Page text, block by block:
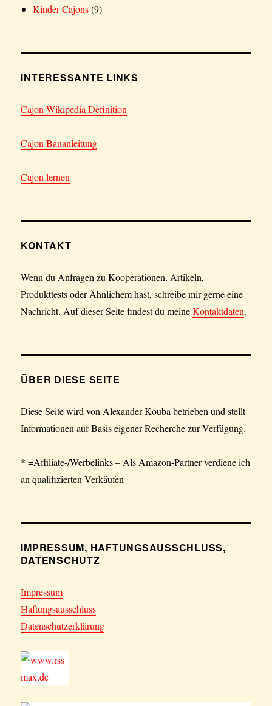
Kinder Cajons(9)
INTERESSANTE LINKS
Cajon Wikipedia Definition
Cajon Bauanleitung
Cajon lernen
KONTAKT
Wenn du Anfragen zu Kooperationen, Artikeln,
Produkttests oder Ähnlichem hast, schreibe mir gerne eine
Nachricht. Auf dieser Seite findest du meineKontaktdaten.
ÜBER DIESE SEITE
Diese Seite wird von Alexander Kouba betrieben und stellt
Informationen auf Basis eigener Recherche zur Verfügung.
* =Affiliate-/Werbelinks – Als Amazon-Partner verdiene ich
an qualifizierten Verkäufen
IMPRESSUM, HAFTUNGSAUSSCHLUSS,
DATENSCHUTZ
Impressum
Haftungsausschluss
Datenschutzerklärung